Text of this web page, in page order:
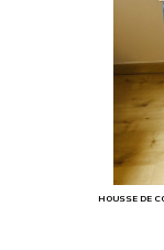
HOUSSE DE